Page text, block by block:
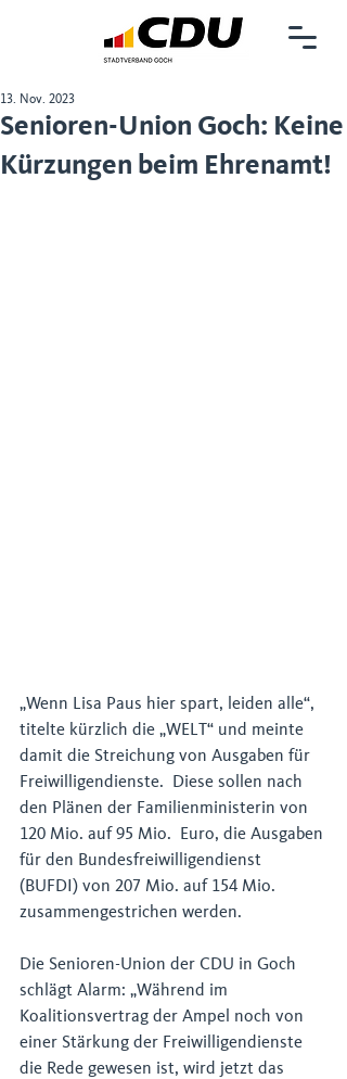
Senioren-Union Goch: Keine
Kürzungen beim Ehrenamt!
13. Nov. 2023
„Wenn Lisa Paus hier spart, leiden alle“,
titelte kürzlich die „WELT“ und meinte
damit die Streichung von Ausgaben für
Freiwilligendienste.  Diese sollen nach
den Plänen der Familienministerin von
120 Mio. auf 95 Mio.  Euro, die Ausgaben
für den Bundesfreiwilligendienst
(BUFDI) von 207 Mio. auf 154 Mio.
zusammengestrichen werden.
Die Senioren-Union der CDU in Goch
schlägt Alarm: „Während im
Koalitionsvertrag der Ampel noch von
einer Stärkung der Freiwilligendienste
die Rede gewesen ist, wird jetzt das